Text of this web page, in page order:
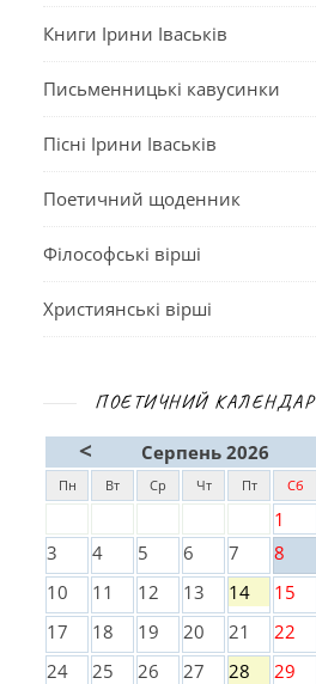
Книги Ірини Іваськів
Письменницькі кавусинки
Пісні Ірини Іваськів
Поетичний щоденник
Філософські вірші
Християнські вірші
ПОЕТИЧНИЙ КАЛЕНДАР
< Серпень 2026
Пн Вт Ср Чт Пт Сб
1
3
4 5 6 7 8
10
11 12 13 14 15
17
18 19 20 21 22
24
25 26 27 28 29